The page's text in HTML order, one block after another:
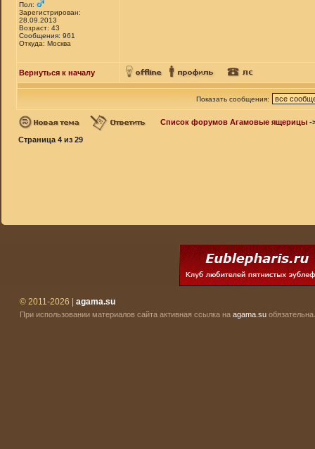
Пол:
Зарегистрирован:
28.09.2013
Возраст: 43
Сообщения: 961
Откуда: Москва
Вернуться к началу
Показать сообщения:
Список форумов Агамовые ящерицы -
Страница 4 из 29
© 2011-2026 | agama.su
При использовании материалов сайта активная ссылка на agama.su обязательна.